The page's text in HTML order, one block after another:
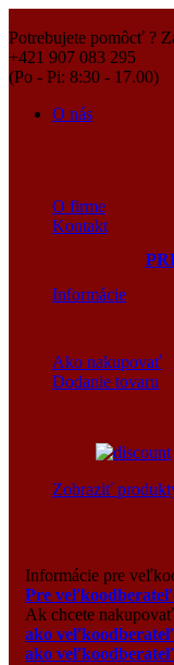
Potrebujete pomôcť ?
+421 907 083 295
(Po - Pi: 8:30 - 17.00)
O nás
O firme
Kontakt
Informácie
Ako nakupovať
Dodanie tovaru
Zobraziť
Informácie pre
Pre
Ak chcete
ako veľkoodberateľ
ako veľkoodberateľ